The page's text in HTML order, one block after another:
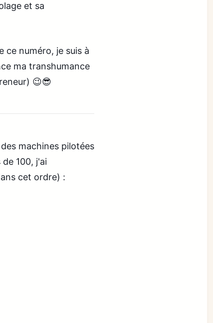
et sa
ce numéro, je suis à
ma transhumance
😉😎
machines pilotées
100, j'ai
cet ordre) :